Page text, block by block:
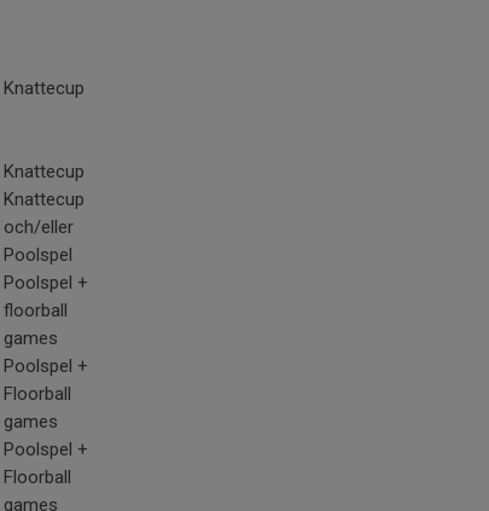
Knattecup
Knattecup
Knattecup
och/eller
Poolspel
Poolspel +
floorball
games
Poolspel +
Floorball
games
Poolspel +
Floorball
games